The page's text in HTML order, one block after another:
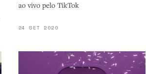
ao vivo pelo TikTok
24 SET 2020